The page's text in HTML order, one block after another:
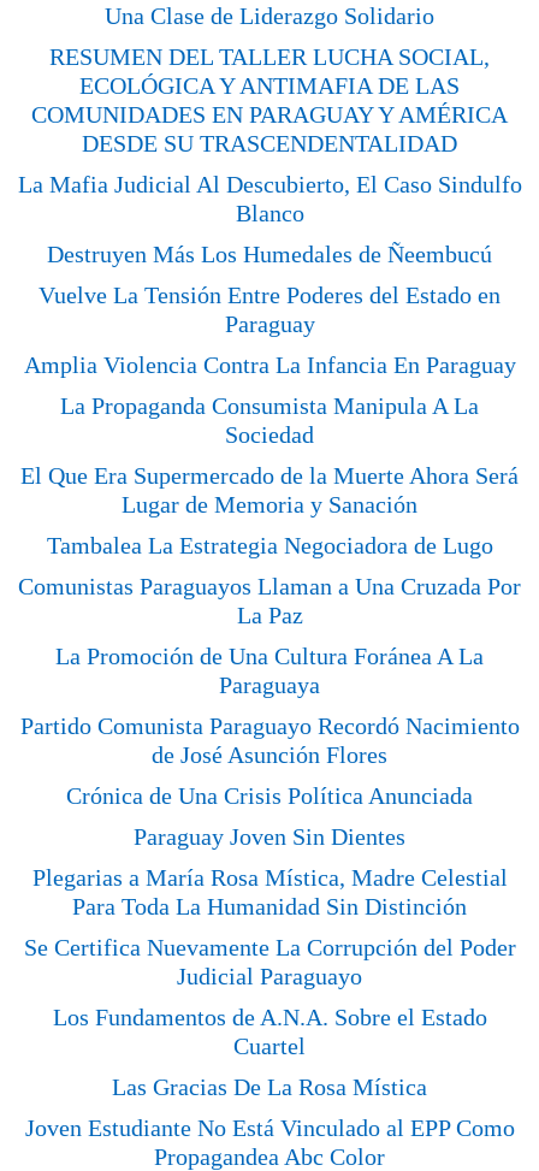
Una Clase de Liderazgo Solidario
RESUMEN DEL TALLER LUCHA SOCIAL,
ECOLÓGICA Y ANTIMAFIA DE LAS
COMUNIDADES EN PARAGUAY Y AMÉRICA
DESDE SU TRASCENDENTALIDAD
La Mafia Judicial Al Descubierto, El Caso Sindulfo
Blanco
Destruyen Más Los Humedales de Ñeembucú
Vuelve La Tensión Entre Poderes del Estado en
Paraguay
Amplia Violencia Contra La Infancia En Paraguay
La Propaganda Consumista Manipula A La
Sociedad
El Que Era Supermercado de la Muerte Ahora Será
Lugar de Memoria y Sanación
Tambalea La Estrategia Negociadora de Lugo
Comunistas Paraguayos Llaman a Una Cruzada Por
La Paz
La Promoción de Una Cultura Foránea A La
Paraguaya
Partido Comunista Paraguayo Recordó Nacimiento
de José Asunción Flores
Crónica de Una Crisis Política Anunciada
Paraguay Joven Sin Dientes
Plegarias a María Rosa Mística, Madre Celestial
Para Toda La Humanidad Sin Distinción
Se Certifica Nuevamente La Corrupción del Poder
Judicial Paraguayo
Los Fundamentos de A.N.A. Sobre el Estado
Cuartel
Las Gracias De La Rosa Mística
Joven Estudiante No Está Vinculado al EPP Como
Propagandea Abc Color